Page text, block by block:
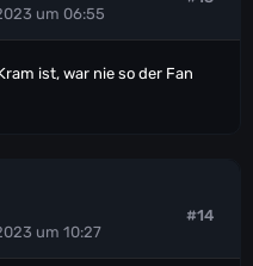
um 06:55
ist, war nie so der Fan
um 10:27
#14